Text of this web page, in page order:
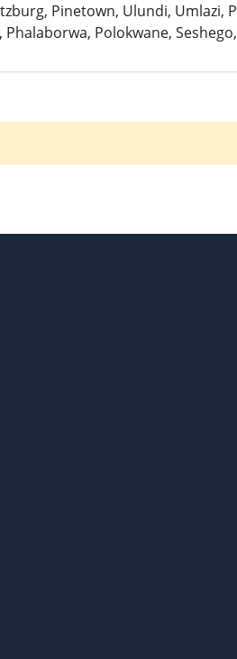
Pinetown, Ulundi, Umlazi,
Polokwane,